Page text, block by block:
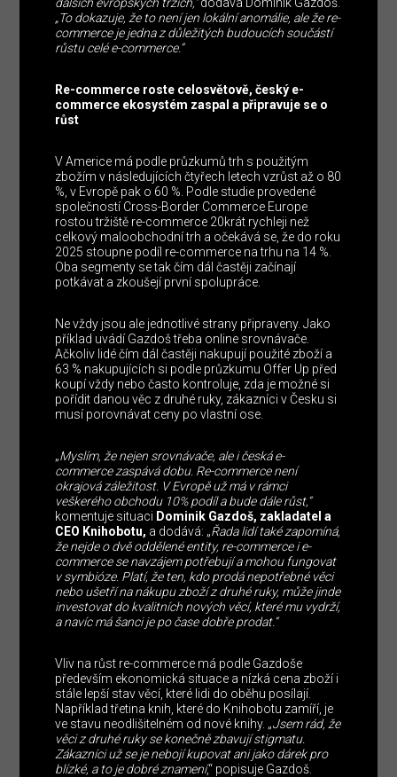
„To dokazuje, že to není jen lokální anomálie, ale že re-
commerce je jedna z důležitých budoucích součástí
růstu celé e-commerce.“
Re-commerce roste celosvětově, český e-
commerce ekosystém zaspal a připravuje se o
růst
V Americe má podle průzkumů trh s použitým
zbožím v následujících čtyřech letech vzrůst až o 80
%, v Evropě pak o 60 %. Podle studie provedené
společností Cross-Border Commerce Europe
rostou tržiště re-commerce 20krát rychleji než
celkový maloobchodní trh a očekává se, že do roku
2025 stoupne podíl re-commerce na trhu na 14 %.
Oba segmenty se tak čím dál častěji začínají
potkávat a zkoušejí první spolupráce.
Ne vždy jsou ale jednotlivé strany připraveny. Jako
příklad uvádí Gazdoš třeba online srovnávače.
Ačkoliv lidé čím dál častěji nakupují použité zboží a
63 % nakupujících si podle průzkumu Offer Up před
koupí vždy nebo často kontroluje, zda je možné si
pořídit danou věc z druhé ruky, zákazníci v Česku si
musí porovnávat ceny po vlastní ose.
„Myslím, že nejen srovnávače, ale i česká e-
commerce zaspává dobu. Re-commerce není
okrajová záležitost. V Evropě už má v rámci
veškerého obchodu 10% podíl a bude dále růst,“
komentuje situaci Dominik Gazdoš, zakladatel a
CEO Knihobotu, a dodává: „Řada lidí také zapomíná,
že nejde o dvě oddělené entity, re-commerce i e-
commerce se navzájem potřebují a mohou fungovat
v symbióze. Platí, že ten, kdo prodá nepotřebné věci
nebo ušetří na nákupu zboží z druhé ruky, může jinde
investovat do kvalitních nových věcí, které mu vydrží,
a navíc má šanci je po čase dobře prodat.“
Vliv na růst re-commerce má podle Gazdoše
především ekonomická situace a nízká cena zboží i
stále lepší stav věcí, které lidi do oběhu posílají.
Například třetina knih, které do Knihobotu zamíří, je
ve stavu neodlišitelném od nové knihy. „Jsem rád, že
věci z druhé ruky se konečně zbavují stigmatu.
Zákazníci už se je nebojí kupovat ani jako dárek pro
blízké, a to je dobré znamení,“ popisuje Gazdoš.